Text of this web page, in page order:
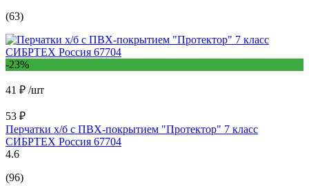
(63)
-23%
41 ₽ /шт
53 ₽
Перчатки х/б с ПВХ-покрытием "Протектор" 7 класс
СИБРТЕХ Россия 67704
4.6
(96)